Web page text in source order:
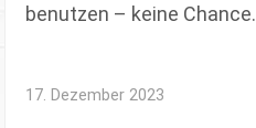
benutzen – keine Chance.
17. Dezember 2023